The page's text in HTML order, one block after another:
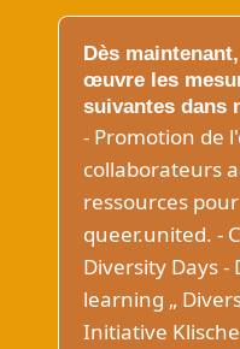
Dès
œuvre les
suivantes dans
- Promotion de
collaborateurs
ressources
queer.united. -
Diversity Days -
learning „
Initiative